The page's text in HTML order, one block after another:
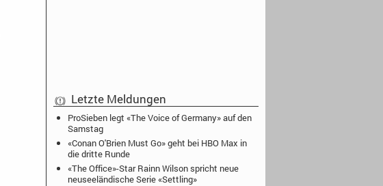
Letzte Meldungen
ProSieben legt «The Voice of Germany» auf den
Samstag
«Conan O'Brien Must Go» geht bei HBO Max in
die dritte Runde
«The Office»-Star Rainn Wilson spricht neue
neuseeländische Serie «Settling»